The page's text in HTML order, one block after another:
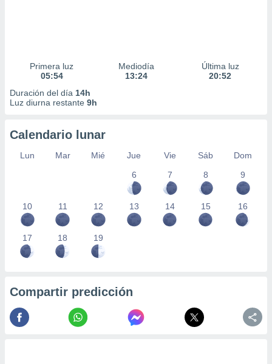
Primera luz
05:54
Mediodía
13:24
Última luz
20:52
Duración del día 14h
Luz diurna restante 9h
Calendario lunar
Lun Mar Mié Jue Vie Sáb
Dom
6
7 8 9
10 11 12 13 14 15 16
17 18 19
Compartir predicción